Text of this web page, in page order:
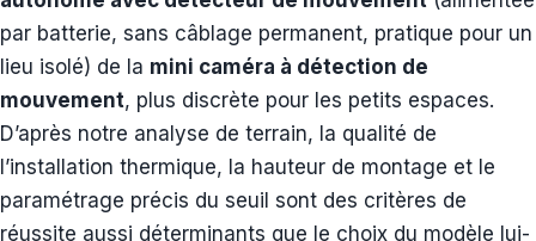
par batterie, sans câblage permanent, pratique pour un
lieu isolé) de la mini caméra à détection de
mouvement, plus discrète pour les petits espaces.
D’après notre analyse de terrain, la qualité de
l’installation thermique, la hauteur de montage et le
paramétrage précis du seuil sont des critères de
réussite aussi déterminants que le choix du modèle lui-